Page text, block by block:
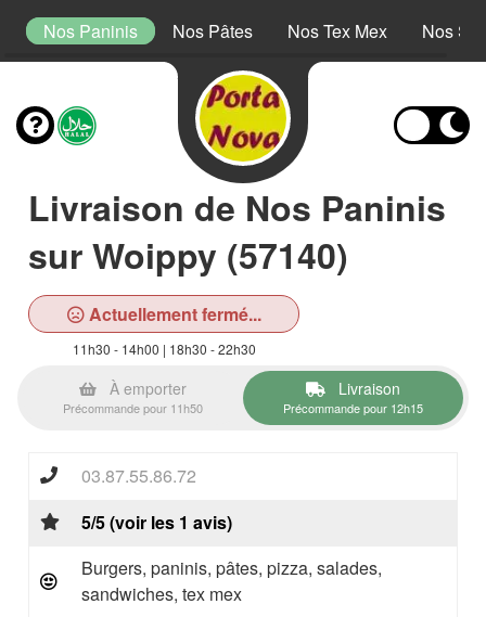
Nos Paninis Nos Pâtes Nos Tex Mex Nos
Livraison de Nos Paninis
sur Woippy (57140)
Actuellement fermé...
11h30 - 14h00 | 18h30 - 22h30
À emporter
Précommande pour 11h50
Livraison
Précommande pour 12h15
03.87.55.86.72
5/5 (voir les 1 avis)
Burgers, paninis, pâtes, pizza, salades,
sandwiches, tex mex